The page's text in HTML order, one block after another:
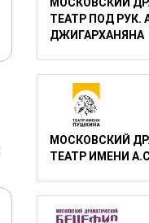
ТЕАТР ПОД РУК.
ДЖИГАРХАНЯНА
МОСКОВСКИЙ
ТЕАТР ИМЕНИ